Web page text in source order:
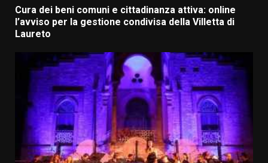
Cura dei beni comuni e cittadinanza attiva: online
l’avviso per la gestione condivisa della Villetta di
Laureto